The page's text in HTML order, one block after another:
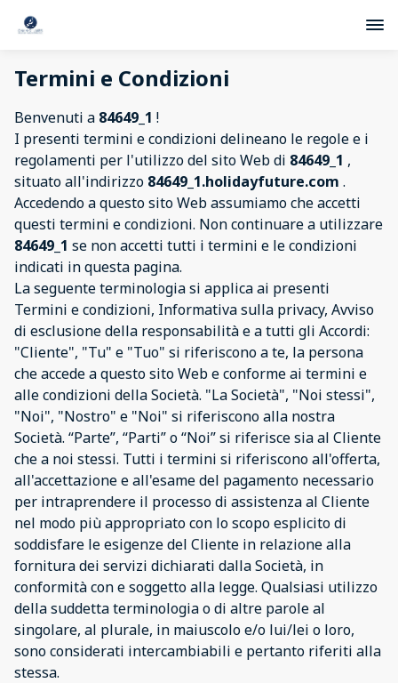
Termini e Condizioni
Benvenuti a 84649_1 !
I presenti termini e condizioni delineano le regole e i
regolamenti per l'utilizzo del sito Web di 84649_1 ,
situato all'indirizzo 84649_1.holidayfuture.com .
Accedendo a questo sito Web assumiamo che accetti
questi termini e condizioni. Non continuare a utilizzare
84649_1 se non accetti tutti i termini e le condizioni
indicati in questa pagina.
La seguente terminologia si applica ai presenti
Termini e condizioni, Informativa sulla privacy, Avviso
di esclusione della responsabilità e a tutti gli Accordi:
"Cliente", "Tu" e "Tuo" si riferiscono a te, la persona
che accede a questo sito Web e conforme ai termini e
alle condizioni della Società. "La Società", "Noi stessi",
"Noi", "Nostro" e "Noi" si riferiscono alla nostra
Società. “Parte”, “Parti” o “Noi” si riferisce sia al Cliente
che a noi stessi. Tutti i termini si riferiscono all'offerta,
all'accettazione e all'esame del pagamento necessario
per intraprendere il processo di assistenza al Cliente
nel modo più appropriato con lo scopo esplicito di
soddisfare le esigenze del Cliente in relazione alla
fornitura dei servizi dichiarati dalla Società, in
conformità con e soggetto alla legge. Qualsiasi utilizzo
della suddetta terminologia o di altre parole al
singolare, al plurale, in maiuscolo e/o lui/lei o loro,
sono considerati intercambiabili e pertanto riferiti alla
stessa.